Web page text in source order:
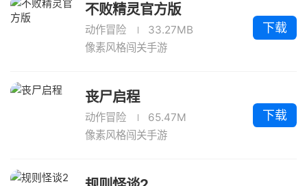
不败精灵官方版
动作冒险
33.27MB
像素风格闯关手游
下载
丧尸启程
动作冒险
65.47M
像素风格闯关手游
下载